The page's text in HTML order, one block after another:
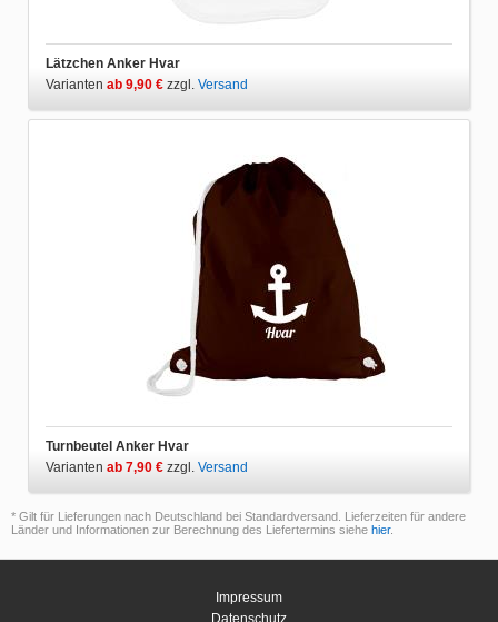
Lätzchen Anker Hvar
Varianten ab 9,90 € zzgl. Versand
Turnbeutel Anker Hvar
Varianten ab 7,90 € zzgl. Versand
* Gilt für Lieferungen nach Deutschland bei Standardversand. Lieferzeiten für andere
Länder und Informationen zur Berechnung des Liefertermins siehe hier.
Impressum
Datenschutz